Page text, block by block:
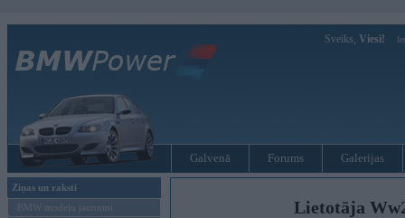
Sveiks, Viesi!
Galvenā Forums Galerijas
Ziņas un raksti
BMW modeļu jaunumi
Lietotāja